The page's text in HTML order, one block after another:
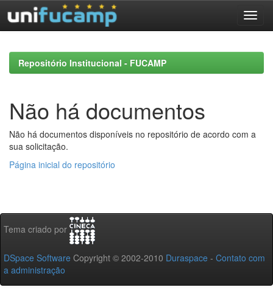
navigationRepositório Institucional - FUCAMP
Não há documentos
Não há documentos disponíveis no repositório de acordo com a
sua solicitação.
Página inicial do repositório
Tema criado por
DSpace Software Copyright © 2002-2010 Duraspace - Contato com
a administração